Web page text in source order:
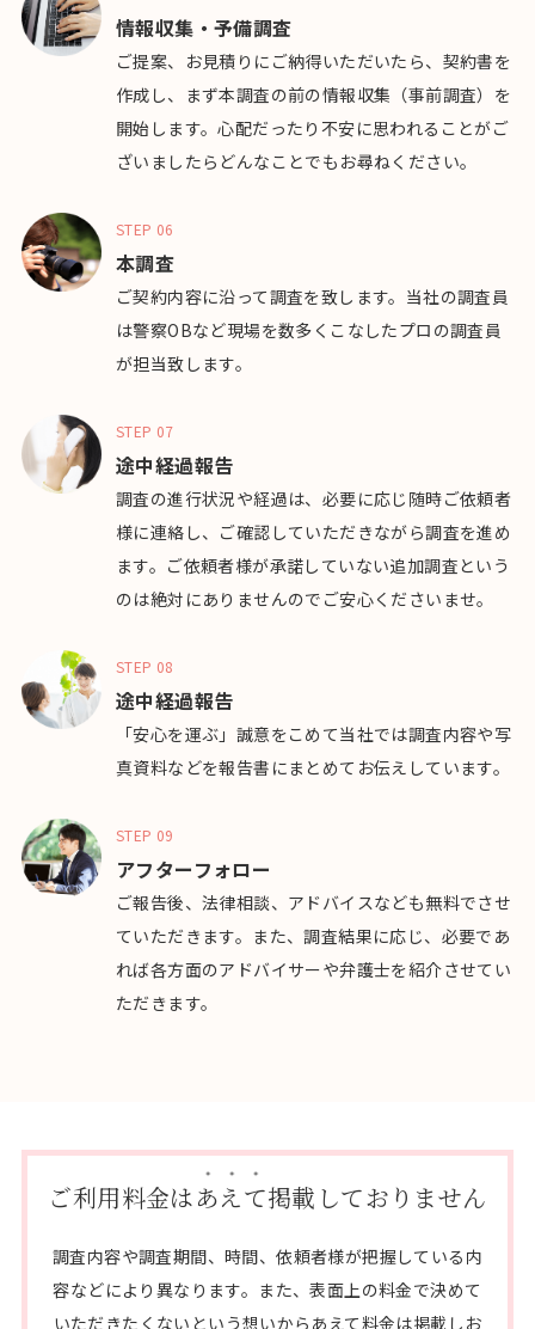
情報収集・予備調査
ご提案、お見積りにご納得いただいたら、契約書を
作成し、まず本調査の前の情報収集（事前調査）を
開始します。心配だったり不安に思われることがご
ざいましたらどんなことでもお尋ねください。
STEP 06
本調査
ご契約内容に沿って調査を致します。当社の調査員
は警察OBなど現場を数多くこなしたプロの調査員
が担当致します。
STEP 07
途中経過報告
調査の進行状況や経過は、必要に応じ随時ご依頼者
様に連絡し、ご確認していただきながら調査を進め
ます。ご依頼者様が承諾していない追加調査という
のは絶対にありませんのでご安心くださいませ。
STEP 08
途中経過報告
「安心を運ぶ」誠意をこめて当社では調査内容や写
真資料などを報告書にまとめてお伝えしています。
STEP 09
アフターフォロー
ご報告後、法律相談、アドバイスなども無料でさせ
ていただきます。また、調査結果に応じ、必要であ
れば各方面のアドバイサーや弁護士を紹介させてい
ただきます。
ご利用料金はあえて掲載しておりません
調査内容や調査期間、時間、依頼者様が把握している内
容などにより異なります。 また、表面上の料金で決めて
いただきたくないという想いからあえて料金は掲載しお